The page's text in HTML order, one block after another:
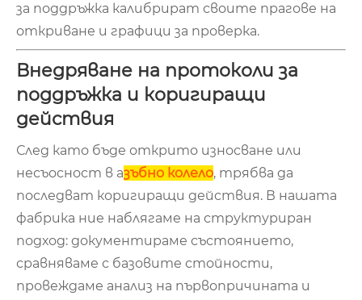
за поддръжка калибрират своите прагове на
откриване и графици за проверка.
Внедряване на протоколи за
поддръжка и коригиращи
действия
След като бъде открито износване или
несъосност в aзъбно колело, трябва да
последват коригиращи действия. В нашата
фабрика ние наблягаме на структуриран
подход: документираме състоянието,
сравняваме с базовите стойности,
провеждаме анализ на първопричината и